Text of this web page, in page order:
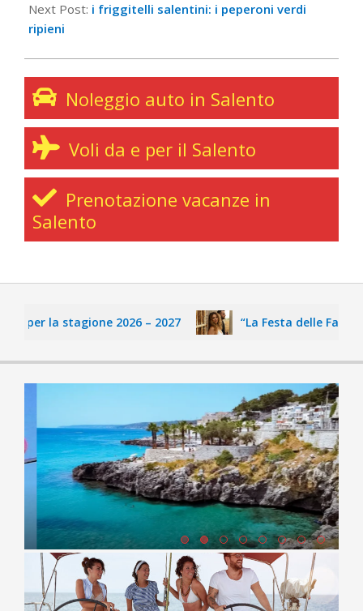
Next Post: i friggitelli salentini: i peperoni verdi
ripieni
Noleggio auto in Salento
Voli da e per il Salento
Prenotazione vacanze in
Salento
per la stagione 2026 – 2027 “La Festa delle Fate” di